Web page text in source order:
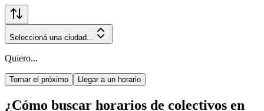
Seleccioná una ciudad...
Quiero...
Tomar el próximo Llegar a un horario
¿Cómo buscar horarios de colectivos en